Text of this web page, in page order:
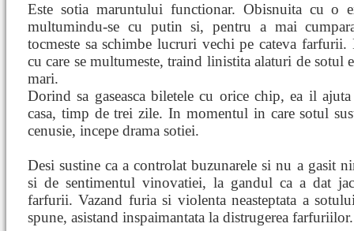
Este sotia maruntului functionar. Obisnuita cu o
multumindu-se cu putin si, pentru a mai
tocmeste sa schimbe lucruri vechi pe cateva farfurii.
cu care se multumeste, traind linistita alaturi de sotul
mari.
Dorind sa gaseasca biletele cu orice chip, ea il
casa, timp de trei zile. In momentul in care sotul
cenusie, incepe drama sotiei.
Desi sustine ca a controlat buzunarele si nu a gasit
si de sentimentul vinovatiei, la gandul ca a dat
farfurii. Vazand furia si violenta neasteptata a
spune, asistand inspaimantata la distrugerea farfuriilor.